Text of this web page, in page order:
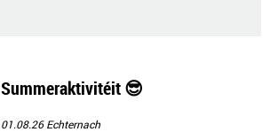
Summeraktivitéit 😎
01.08.26Echternach